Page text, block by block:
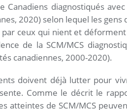
Canadiens diagnostiqués
2020) selon lequel les
ceux qui nient et
de la SCM/MCS
canadiennes, 2000-2020).
doivent déjà lutter pour
Comme le décrit le
atteintes de SCM/MCS